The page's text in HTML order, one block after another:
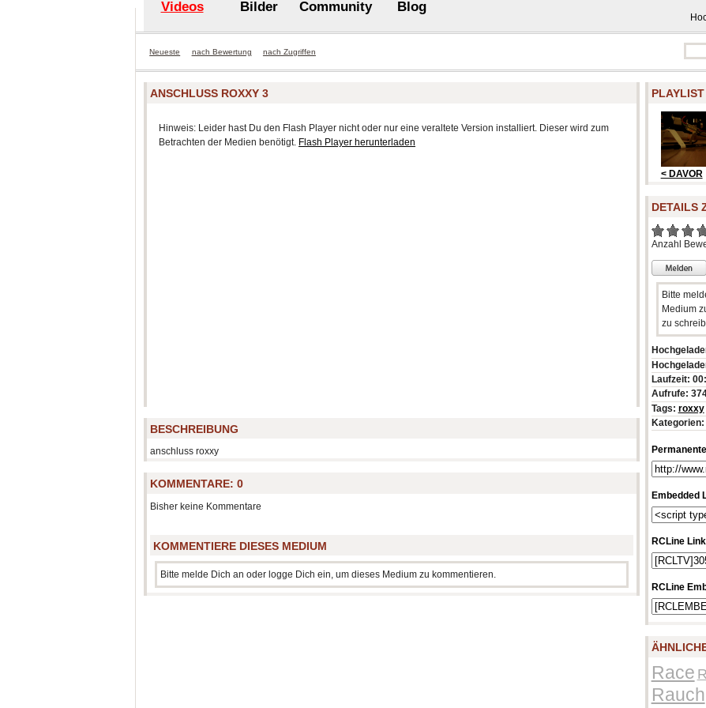
Videos Bilder Community Blog
Neueste nach Bewertung nach Zugriffen
ANSCHLUSS ROXXY 3
Hinweis: Leider hast Du den Flash Player nicht oder nur eine veraltete Version installiert. Dieser wird zum
Betrachten der Medien benötigt. Flash Player herunterladen
BESCHREIBUNG
anschluss roxxy
KOMMENTARE:0
Bisher keine Kommentare
KOMMENTIERE DIESES MEDIUM
Bitte melde Dich an oder logge Dich ein, um dieses Medium zu kommentieren.
< DAVOR
DETAILS
Anzahl
Bitte
Medium
zu
Laufzeit:
Aufrufe:
Tags: roxxy
Kategorien:
Embedded
RCLine Link
RCLine
Race
Rauch